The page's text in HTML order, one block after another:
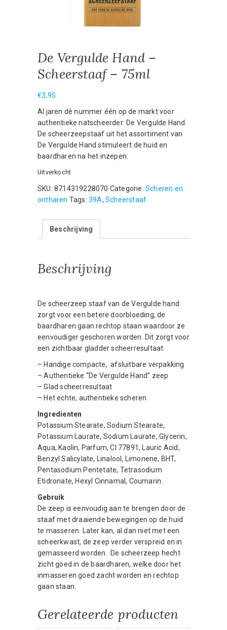
De Vergulde Hand –
Scheerstaaf – 75ml
€3,95
Al jaren dè nummer één op de markt voor
authentieke natscheerder: De Vergulde Hand.
De scheerzeepstaaf uit het assortiment van
De Vergulde Hand stimuleert de huid en
baardharen na het inzepen.
Uitverkocht
SKU: 8714319228070 Categorie:Scheren en
ontharen Tags:39A,Scheerstaaf
Beschrijving
Beschrijving
De scheerzeep staaf van de Vergulde hand
zorgt voor een betere doorbloeding, de
baardharen gaan rechtop staan waardoor ze
eenvoudiger geschoren worden. Dit zorgt voor
een zichtbaar gladder scheerresultaat.
– Handige compacte, afsluitbare verpakking
– Authentieke “De Vergulde Hand” zeep
– Glad scheerresultaat
– Het echte, authentieke scheren
Ingredienten
Potassium Stearate, Sodium Stearate,
Potassium Laurate, Sodium Laurate, Glycerin,
Aqua, Kaolin, Parfum, CI 77891, Lauric Acid,
Benzyl Salicylate, Linalool, Limonene, BHT,
Pentasodium Pentetate, Tetrasodium
Etidronate, Hexyl Cinnamal, Coumarin.
Gebruik
De zeep is eenvoudig aan te brengen door de
staaf met draaiende bewegingen op de huid
te masseren. Later kan, al dan niet met een
scheerkwast, de zeep verder verspreid en in
gemasseerd worden. De scheerzeep hecht
zicht goed in de baardharen, welke door het
inmasseren goed zacht worden en rechtop
gaan staan.
Gerelateerde producten